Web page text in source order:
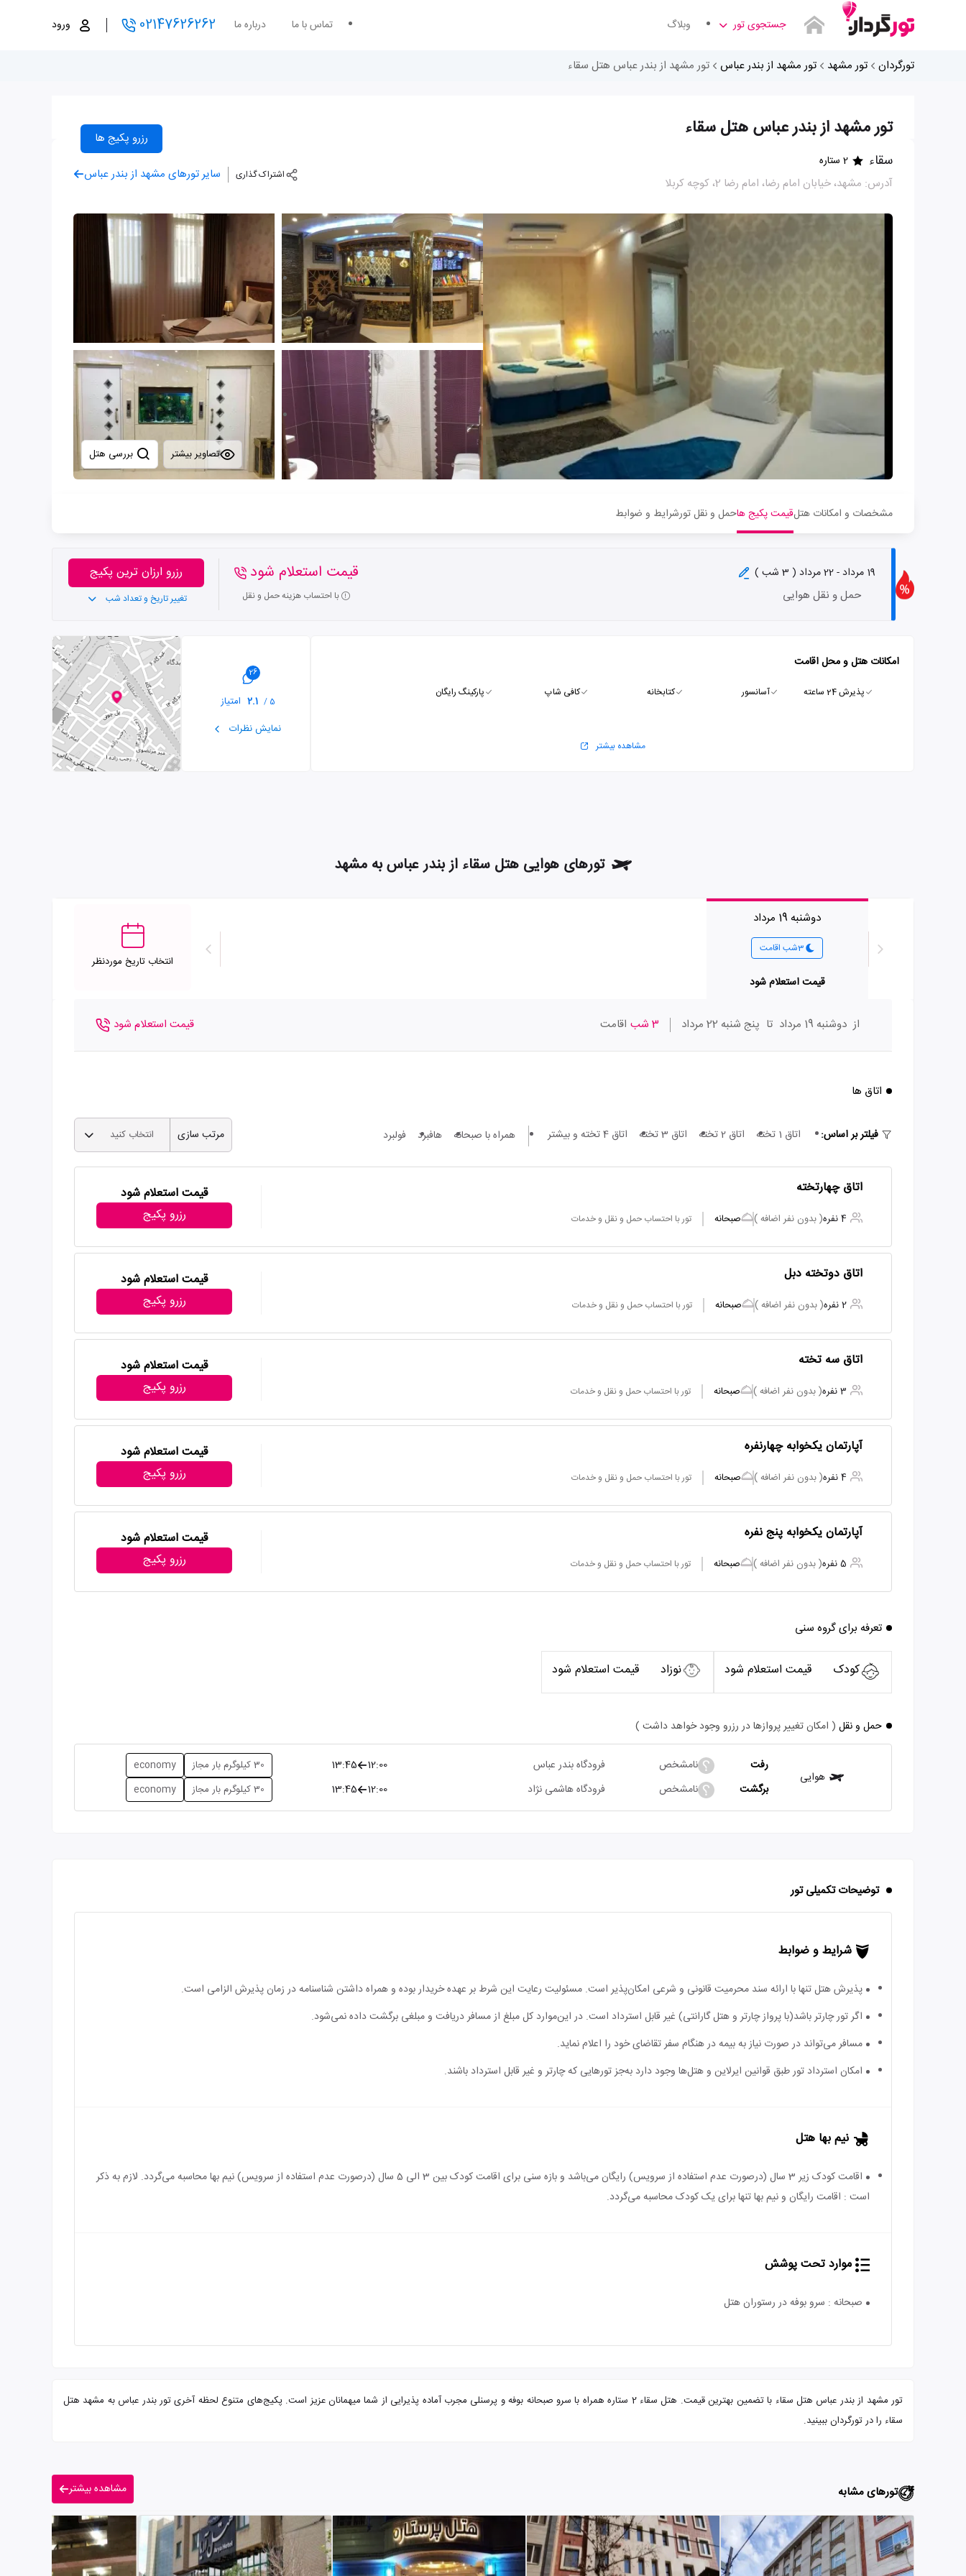
جستجوی تور وبلاگ تماس با ما درباره ما 02147626262 ورود
تورگردان تور مشهد تور مشهد از بندر عباس تور مشهد از بندر عباس هتل سقاء
تور مشهد از بندر عباس هتل سقاء رزرو پکیج ها
سقاء 2 ستاره
آدرس: مشهد، خیابان امام رضا، امام رضا 2، کوچه کربلا
اشتراک گذاری سایر تورهای مشهد از بندر عباس
تصاویر بیشتر
مشخصات و امکانات هتلقیمت پکیج هاحمل و نقل تورشرایط و ضوابط
19 مرداد - 22 مرداد ( 3 شب )
حمل و نقل هوایی
قیمت استعلام شود
با احتساب هزینه حمل و نقل
رزرو ارزان ترین پکیج
تغییر تاریخ و تعداد شب
امکانات هتل و محل اقامت
پذیرش 24 ساعته آسانسور کتابخانه کافی شاپ پارکینگ رایگان
مشاهده بیشتر
26
5 /
2.1 امتیاز
نمایش نظرات
تورهای هوایی هتل سقاء از بندر عباس به مشهد
دوشنبه 19 مرداد
3شب اقامت
قیمت استعلام شود
انتخاب تاریخ موردنظر
از دوشنبه 19 مرداد تا پنج شنبه 22 مرداد 3 شب اقامت قیمت استعلام شود
اتاق ها
فیلتر بر اساس: اتاق 1 تخته اتاق 2 تخته اتاق 3 تخته اتاق 4 تخته و بیشتر همراه با صبحانه هافبرد فولبرد مرتب سازی انتخاب کنید
اتاق چهارتخته
4 نفره ( بدون نفر اضافه ) صبحانه تور با احتساب حمل و نقل و خدمات
قیمت استعلام شود
رزرو پکیج
اتاق دوتخته دبل
2 نفره ( بدون نفر اضافه ) صبحانه تور با احتساب حمل و نقل و خدمات
قیمت استعلام شود
رزرو پکیج
اتاق سه تخته
3 نفره ( بدون نفر اضافه ) صبحانه تور با احتساب حمل و نقل و خدمات
قیمت استعلام شود
رزرو پکیج
آپارتمان یکخوابه چهارنفره
4 نفره ( بدون نفر اضافه ) صبحانه تور با احتساب حمل و نقل و خدمات
قیمت استعلام شود
رزرو پکیج
آپارتمان یکخوابه پنج نفره
5 نفره ( بدون نفر اضافه ) صبحانه تور با احتساب حمل و نقل و خدمات
قیمت استعلام شود
رزرو پکیج
تعرفه برای گروه سنی
کودک قیمت استعلام شود نوزاد قیمت استعلام شود
حمل و نقل ( امکان تغییر پروازها در رزرو وجود خواهد داشت )
هوایی
رفت نامشخص فرودگاه بندر عباس 12:00
13:45 30 کیلوگرم بار مجاز economy
برگشت نامشخص فرودگاه هاشمی نژاد 12:00
13:45 30 کیلوگرم بار مجاز economy
توضیحات تکمیلی تور
شرایط و ضوابط
پذیرش هتل تنها با ارائه سند محرمیت قانونی و شرعی امکان‌پذیر است. مسئولیت رعایت این شرط بر عهده خریدار بوده و همراه داشتن شناسنامه در زمان پذیرش الزامی است.
اگر تور چارتر باشد(با پرواز چارتر و هتل گارانتی) غیر قابل استرداد است. در این‌موارد کل مبلغ از مسافر دریافت و مبلغی برگشت داده نمی‌شود.
مسافر می‌تواند در صورت نیاز به بیمه در هنگام سفر تقاضای خود را اعلام نماید.
امکان استرداد تور طبق قوانین ایرلاین و هتل‌ها وجود دارد به‌جز تورهایی که چارتر و غیر قابل استرداد باشند.
نیم بها هتل
اقامت کودک زیر 3 سال (درصورت عدم استفاده از سرویس) رایگان می‌باشد و بازه سنی برای اقامت کودک بین 3 الی 5 سال (درصورت عدم استفاده از سرویس) نیم بها محاسبه می‌گردد. لازم به ذکر
است : اقامت رایگان و نیم بها تنها برای یک کودک محاسبه می‌گردد.
موارد تحت پوشش
صبحانه : سرو بوفه در رستوران هتل
تور مشهد از بندر عباس هتل سقاء با تضمین بهترین قیمت. هتل سقاء 2 ستاره همراه با سرو صبحانه بوفه و پرسنلی مجرب آماده پذیرایی از شما میهمانان عزیز است. پکیج‌های متنوع لحظه آخری تور بندر عباس به مشهد هتل
سقاء را در تورگردان ببینید.
تورهای مشابه مشاهده بیشتر